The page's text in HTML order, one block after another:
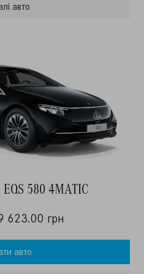
авто
580 4MATIC
623.00 грн
авто